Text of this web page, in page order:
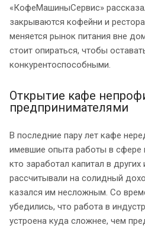
«КофеМашиныСервис»
закрываются кофейни и
меняется рынок питания вне
стоит опираться, чтобы
конкурентоспособными.
Открытие кафе
предпринимателями
В последние пару лет кафе
имевшие опыта работы в сфере
кто заработал капитал в других
рассчитывали на солидный
казался им несложным. Со
убедились, что работа в
устроена куда сложнее, чем